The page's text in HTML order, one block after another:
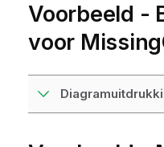
Voorbeeld -
voor